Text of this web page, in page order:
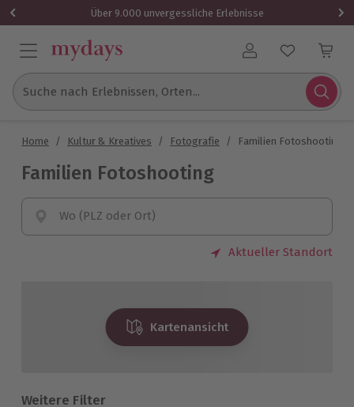
Über 9.000 unvergessliche Erlebnisse
Benutzerkonto
Suche nach Erlebnissen, Orten...
Home / Kultur & Kreatives / Fotografie / Familien Fotoshooting
Familien Fotoshooting
Wo (PLZ oder Ort)
Aktueller Standort
Kartenansicht
Weitere Filter